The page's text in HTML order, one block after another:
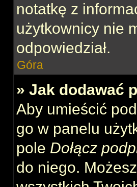
notatkę z
użytkownicy nie
odpowiedział.
Góra
» Jak dodawać
Aby umieścić
go w panelu
pole Dołącz
do niego.